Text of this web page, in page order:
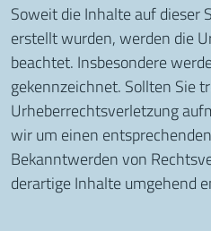
Soweit die Inhalte auf dieser
erstellt wurden, werden die
beachtet. Insbesondere
gekennzeichnet. Sollten Sie
Urheberrechtsverletzung
wir um einen
Bekanntwerden von
derartige Inhalte umgehend